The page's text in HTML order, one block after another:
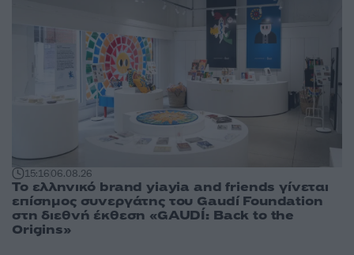
15:1606.08.26
Το ελληνικό brand yiayia and friends γίνεται
επίσημος συνεργάτης του Gaudí Foundation
στη διεθνή έκθεση «GAUDÍ: Back to the
Origins»